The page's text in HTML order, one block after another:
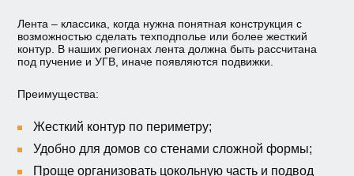
Лента – классика, когда нужна понятная конструкция с
возможностью сделать техподполье или более жесткий
контур. В наших регионах лента должна быть рассчитана
под пучение и УГВ, иначе появляются подвижки.
Преимущества:
Жесткий контур по периметру;
Удобно для домов со стенами сложной формы;
Проще организовать цокольную часть и подвод